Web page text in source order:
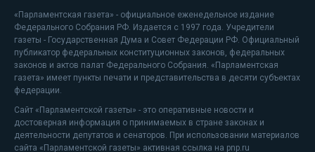
«Парламентская газета» - официальное еженедельное издание
Федерального Собрания РФ. Издается с 1997 года. Учредители
газеты - Государственная Дума и Совет Федерации РФ. Официальный
публикатор федеральных конституционных законов, федеральных
законов и актов палат Федерального Собрания. «Парламентская
газета» имеет пункты печати и представительства в десяти субъектах
федерации.
Сайт «Парламентской газеты» - это оперативные новости и
достоверная информация о принимаемых в стране законах и
деятельности депутатов и сенаторов. При использовании материалов
сайта «Парламентской газеты» активная ссылка на pnp.ru